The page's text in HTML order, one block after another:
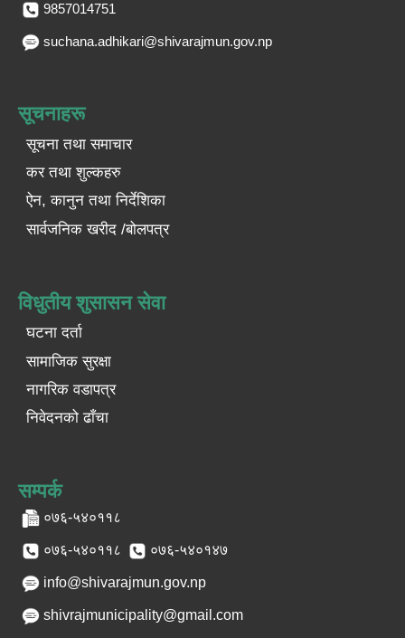
9857014751
suchana.adhikari@shivarajmun.gov.np
सूचनाहरू
सूचना तथा समाचार
कर तथा शुल्कहरु
ऐन, कानुन तथा निर्देशिका
सार्वजनिक खरीद /बोलपत्र
विधुतीय शुसासन सेवा
घटना दर्ता
सामाजिक सुरक्षा
नागरिक वडापत्र
निवेदनको ढाँचा
सम्पर्क
०७६-५४०११८
०७६-५४०११८ ०७६-५४०१४७
info@shivarajmun.gov.np
shivrajmunicipality@gmail.com